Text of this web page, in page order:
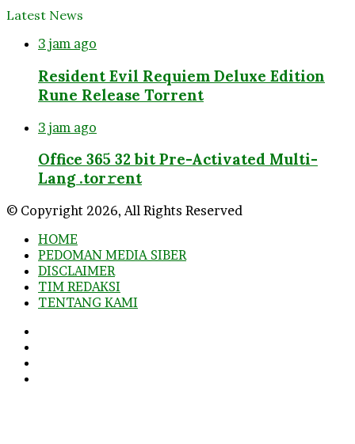
Latest News
3 jam ago
Resident Evil Requiem Deluxe Edition
Rune Release Torrent
3 jam ago
Office 365 32 bit Pre-Activated Multi-
Lang .tоr𝚛еnt
© Copyright 2026, All Rights Reserved
HOME
PEDOMAN MEDIA SIBER
DISCLAIMER
TIM REDAKSI
TENTANG KAMI